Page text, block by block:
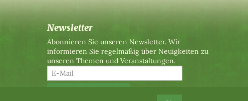
Newsletter
Abonnieren Sie unseren Newsletter. Wir
informieren Sie regelmäßig über Neuigkeiten zu
unseren Themen und Veranstaltungen.